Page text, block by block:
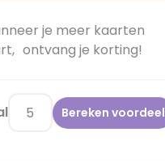
je meer kaarten
ontvang je korting!
Bereken voordeel